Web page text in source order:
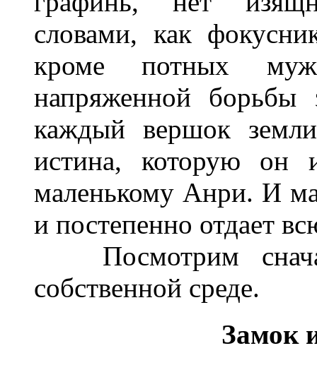
словами, как
кроме потных
напряженной
каждый вершок
истина, которую он
маленькому Анри. И
и постепенно отдает
Посмотрим
собственной среде.
Замок